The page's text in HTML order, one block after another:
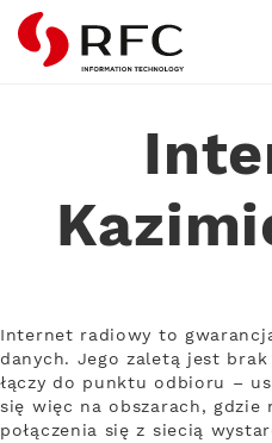
RFC
Internet radiowy to
danych. Jego zaletą jest
łączy do punktu odbioru –
się więc na obszarach, gdzie
połączenia się z siecią